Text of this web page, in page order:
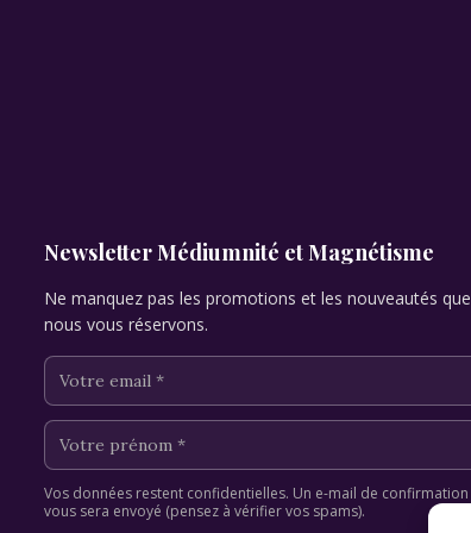
Newsletter Médiumnité et Magnétisme
Ne manquez pas les promotions et les nouveautés que
nous vous réservons.
Vos données restent confidentielles. Un e-mail de confirmation
vous sera envoyé (pensez à vérifier vos spams).